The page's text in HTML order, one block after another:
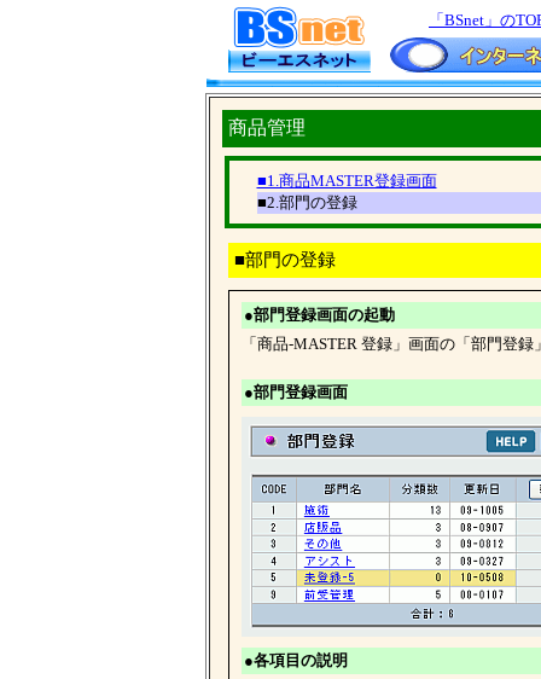
「BSnet」の
商品管理
■1.商品MASTER登録画面
■2.部門の登録
■部門の登録
●部門登録画面の起動
「商品-MASTER 登録」画面の「部門登
●部門登録画面
●各項目の説明